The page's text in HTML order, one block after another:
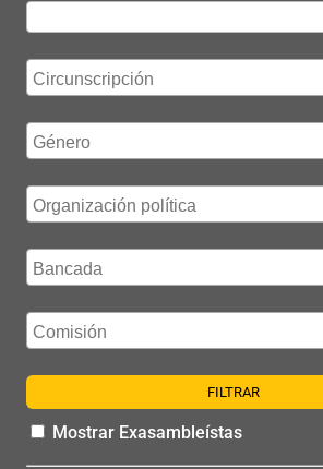
FILTRAR
Mostrar Exasambleístas